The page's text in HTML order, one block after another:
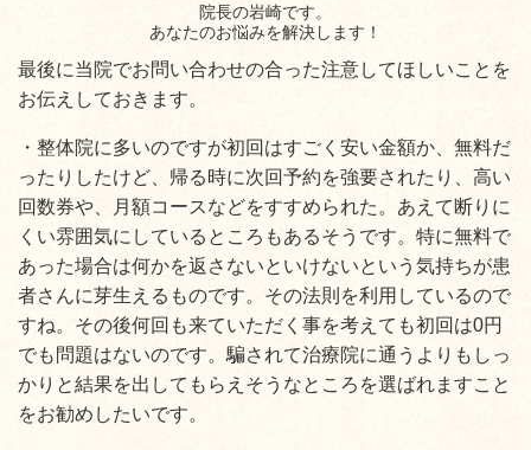
院長の岩崎です。
あなたのお悩みを解決します！​
最後に当院でお問い合わせの合った注意してほしいことを
お伝えしておきます。
・整体院に多いのですが初回はすごく安い金額か、無料だ
ったりしたけど、帰る時に次回予約を強要されたり、高い
回数券や、月額コースなどをすすめられた。あえて断りに
くい雰囲気にしているところもあるそうです。特に無料で
あった場合は何かを返さないといけないという気持ちが患
者さんに芽生えるものです。その法則を利用しているので
すね。その後何回も来ていただく事を考えても初回は0円
でも問題はないのです。騙されて治療院に通うよりもしっ
かりと結果を出してもらえそうなところを選ばれますこと
をお勧めしたいです。